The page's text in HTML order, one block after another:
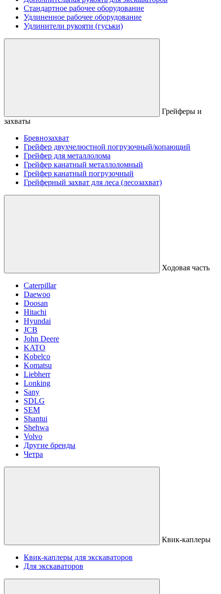
Стандартное рабочее оборудование
Удлиненное рабочее оборудование
Удлинители рукояти (гуськи)
Грейферы и
захваты
Бревнозахват
Грейфер двухчелюстной погрузочный/копающий
Грейфер для металлолома
Грейфер канатный металлоломный
Грейфер канатный погрузочный
Грейферный захват для леса (лесозахват)
Ходовая часть
Caterpillar
Daewoo
Doosan
Hitachi
Hyundai
JCB
John Deere
KATO
Kobelco
Komatsu
Liebherr
Lonking
Sany
SDLG
SEM
Shantui
Shehwa
Volvo
Другие бренды
Четра
Квик-каплеры
Квик-каплеры для экскаваторов
Для экскаваторов